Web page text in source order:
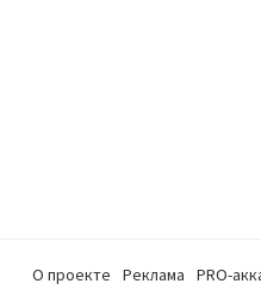
О проекте Реклама PRO-